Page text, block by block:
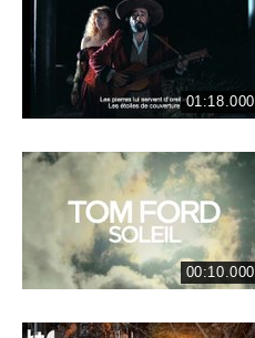
01:18.000
00:10.000